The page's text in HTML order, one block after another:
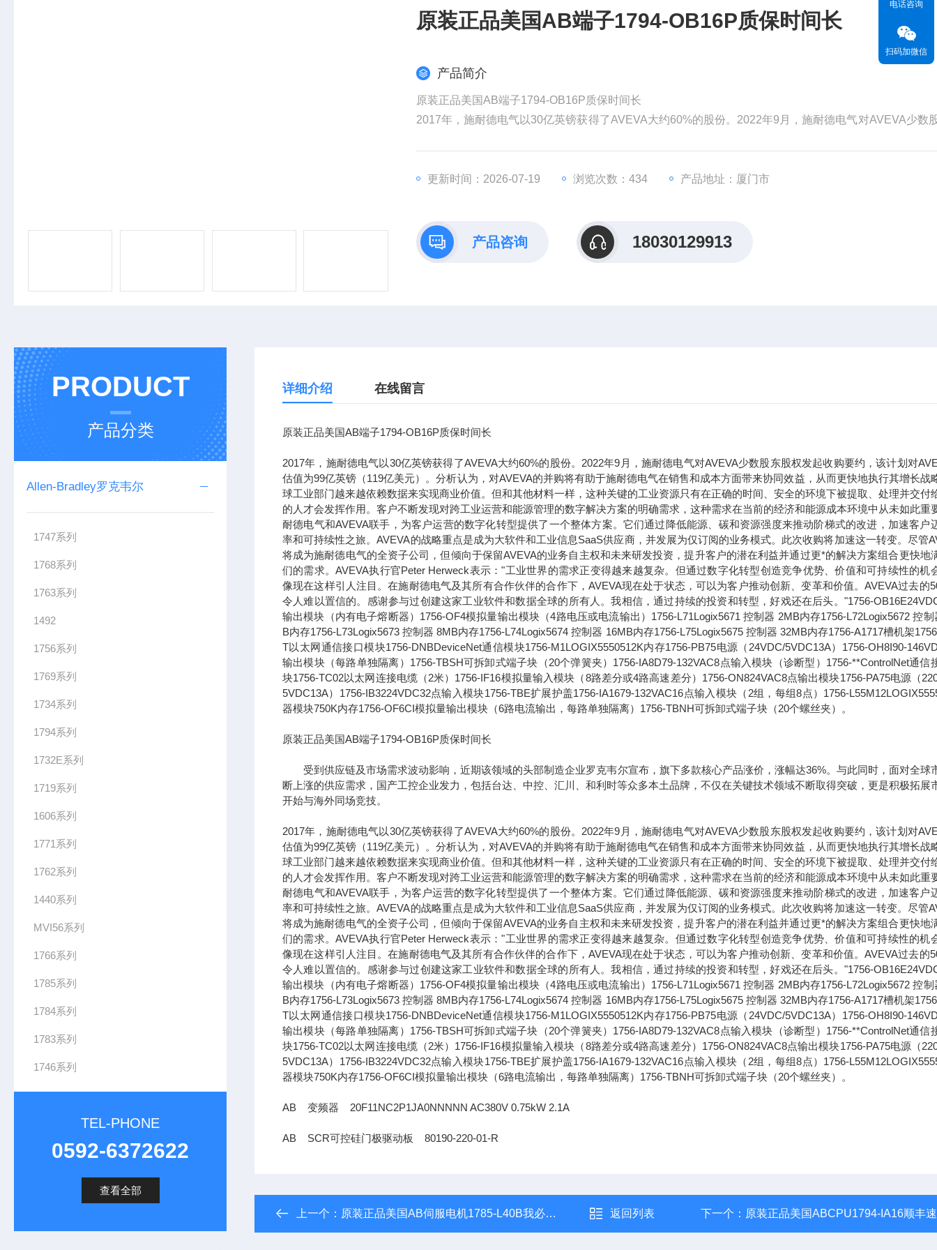
原装正品美国AB端子1794-OB16P质保时间长
产品简介
原装正品美国AB端子1794-OB16P质保时间长
2017年，施耐德电气以30亿英镑获得了AVEVA大约60%的股份。2022年9月，施耐德电气对AVEVA少数
全球工业部门越来越依赖数据来实现商业价值。但和其他材料一样
更新时间：2026-07-19 浏览次数：434 产品地址：厦门市
产品咨询 18030129913
PRODUCT
产品分类
Allen-Bradley罗克韦尔
1747系列
1768系列
1763系列
1492
1756系列
1769系列
1734系列
1794系列
1732E系列
1719系列
1606系列
1771系列
1762系列
1440系列
MVI56系列
1766系列
1785系列
1784系列
1783系列
1746系列
TEL-PHONE
0592-6372622
查看全部
详细介绍 在线留言
原装正品美国AB端子1794-OB16P质保时间长
2017年，施耐德电气以30亿英镑获得了AVEVA大约60%的股份。2022年9月，施耐德电气对AVEVA少数股东股权发起收购要约，该计划对
估值为99亿英镑（119亿美元）。分析认为，对AVEVA的并购将有助于施耐德电气在销售和成本方面带来协同效益，从而更快地执行其增长战
球工业部门越来越依赖数据来实现商业价值。但和其他材料一样，这种关键的工业资源只有在正确的时间、安全的环境下被提取、处理并交付
的人才会发挥作用。客户不断发现对跨工业运营和能源管理的数字解决方案的明确需求，这种需求在当前的经济和能源成本环境中从未如此重
耐德电气和AVEVA联手，为客户运营的数字化转型提供了一个整体方案。它们通过降低能源、碳和资源强度来推动阶梯式的改进，加速客户
率和可持续性之旅。AVEVA的战略重点是成为大软件和工业信息SaaS供应商，并发展为仅订阅的业务模式。此次收购将加速这一转变。尽管
将成为施耐德电气的全资子公司，但倾向于保留AVEVA的业务自主权和未来研发投资，提升客户的潜在利益并通过更*的解决方案组合更快地
们的需求。AVEVA执行官Peter Herweck表示："工业世界的需求正变得越来越复杂。但通过数字化转型创造竞争优势、价值和可持续性的机
像现在这样引人注目。在施耐德电气及其所有合作伙伴的合作下，AVEVA现在处于状态，可以为客户推动创新、变革和价值。AVEVA过去的
令人难以置信的。感谢参与过创建这家工业软件和数据全球的所有人。我相信，通过持续的投资和转型，好戏还在后头。"1756-
输出模块（内有电子熔断器）1756-OF4模拟量输出模块（4路电压或电流输出）1756-L71Logix5671 控制器 2MB内存1756-L72Logix5672 控制
B内存1756-L73Logix5673 控制器 8MB内存1756-L74Logix5674 控制器 16MB内存1756-L75Logix5675 控制器 32MB内存1756-A1717槽机架
T以太网通信接口模块1756-DNBDeviceNet通信模块1756-M1LOGIX5550512K内存1756-PB75电源（24VDC/5VDC13A）1756-OH8I90-
输出模块（每路单独隔离）1756-TBSH可拆卸式端子块（20个弹簧夹）1756-IA8D79-132VAC8点输入模块（诊断型）1756-**ControlNet通信
块1756-TC02以太网连接电缆（2米）1756-IF16模拟量输入模块（8路差分或4路高速差分）1756-ON824VAC8点输出模块1756-PA75电源（
5VDC13A）1756-IB3224VDC32点输入模块1756-TBE扩展护盖1756-IA1679-132VAC16点输入模块（2组，每组8点）1756-
器模块750K内存1756-OF6CI模拟量输出模块（6路电流输出，每路单独隔离）1756-TBNH可拆卸式端子块（20个螺丝夹）。
原装正品美国AB端子1794-OB16P质保时间长
受到供应链及市场需求波动影响，近期该领域的头部制造企业罗克韦尔宣布，旗下多款核心产品涨价，涨幅达36%。与此同时，面对全球
断上涨的供应需求，国产工控企业发力，包括台达、中控、汇川、和利时等众多本土品牌，不仅在关键技术领域不断取得突破，更是积极拓展
开始与海外同场竞技。
2017年，施耐德电气以30亿英镑获得了AVEVA大约60%的股份。2022年9月，施耐德电气对AVEVA少数股东股权发起收购要约，该计划对
估值为99亿英镑（119亿美元）。分析认为，对AVEVA的并购将有助于施耐德电气在销售和成本方面带来协同效益，从而更快地执行其增长战
球工业部门越来越依赖数据来实现商业价值。但和其他材料一样，这种关键的工业资源只有在正确的时间、安全的环境下被提取、处理并交付
的人才会发挥作用。客户不断发现对跨工业运营和能源管理的数字解决方案的明确需求，这种需求在当前的经济和能源成本环境中从未如此重
耐德电气和AVEVA联手，为客户运营的数字化转型提供了一个整体方案。它们通过降低能源、碳和资源强度来推动阶梯式的改进，加速客户
率和可持续性之旅。AVEVA的战略重点是成为大软件和工业信息SaaS供应商，并发展为仅订阅的业务模式。此次收购将加速这一转变。尽管
将成为施耐德电气的全资子公司，但倾向于保留AVEVA的业务自主权和未来研发投资，提升客户的潜在利益并通过更*的解决方案组合更快地
们的需求。AVEVA执行官Peter Herweck表示："工业世界的需求正变得越来越复杂。但通过数字化转型创造竞争优势、价值和可持续性的机
像现在这样引人注目。在施耐德电气及其所有合作伙伴的合作下，AVEVA现在处于状态，可以为客户推动创新、变革和价值。AVEVA过去的
令人难以置信的。感谢参与过创建这家工业软件和数据全球的所有人。我相信，通过持续的投资和转型，好戏还在后头。"1756-
输出模块（内有电子熔断器）1756-OF4模拟量输出模块（4路电压或电流输出）1756-L71Logix5671 控制器 2MB内存1756-L72Logix5672 控制
B内存1756-L73Logix5673 控制器 8MB内存1756-L74Logix5674 控制器 16MB内存1756-L75Logix5675 控制器 32MB内存1756-A1717槽机架
T以太网通信接口模块1756-DNBDeviceNet通信模块1756-M1LOGIX5550512K内存1756-PB75电源（24VDC/5VDC13A）1756-OH8I90-
输出模块（每路单独隔离）1756-TBSH可拆卸式端子块（20个弹簧夹）1756-IA8D79-132VAC8点输入模块（诊断型）1756-**ControlNet通信
块1756-TC02以太网连接电缆（2米）1756-IF16模拟量输入模块（8路差分或4路高速差分）1756-ON824VAC8点输出模块1756-PA75电源（
5VDC13A）1756-IB3224VDC32点输入模块1756-TBE扩展护盖1756-IA1679-132VAC16点输入模块（2组，每组8点）1756-
器模块750K内存1756-OF6CI模拟量输出模块（6路电流输出，每路单独隔离）1756-TBNH可拆卸式端子块（20个螺丝夹）。
AB 变频器 20F11NC2P1JA0NNNNN AC380V 0.75kW 2.1A
AB SCR可控硅门极驱动板 80190-220-01-R
上一个： 原装正品美国AB伺服电机1785-L40B我必承诺 返回列表 下一个： 原装正品美国ABCPU1794-IA16顺丰
电话咨询
扫码加微信